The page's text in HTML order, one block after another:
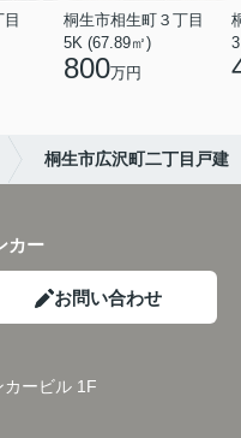
桐生市相生町３丁目
5K (67.89㎡)
800万円
桐生市広沢町二丁目戸建
カー
お問い合わせ
ービル 1F